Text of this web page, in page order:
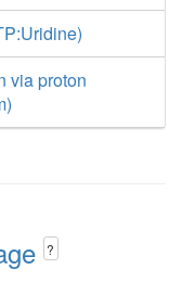
via proton
?